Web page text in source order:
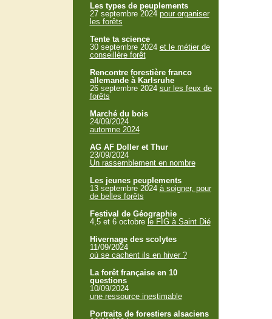
Les types de peuplements
27 septembre 2024 pour organiser
les forêts
Tente ta science
30 septembre 2024 et le métier de
conseillère forêt
Rencontre forestière franco
allemande à Karlsruhe
26 septembre 2024 sur les feux de
forêts
Marché du bois
24/09/2024
automne 2024
AG AF Doller et Thur
23/09/2024
Un rassemblement en nombre
Les jeunes peuplements
13 septembre 2024 à soigner, pour
de belles forêts
Festival de Géographie
4,5 et 6 octobre le FIG à Saint Dié
Hivernage des scolytes
11/09/2024
où se cachent ils en hiver ?
La forêt française en 10
questions
10/09/2024
une ressource inestimable
Portraits de forestiers alsaciens